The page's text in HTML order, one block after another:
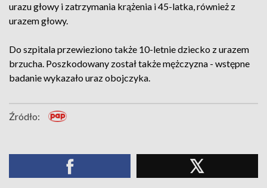
urazu głowy i zatrzymania krążenia i 45-latka, również z
urazem głowy.
Do szpitala przewieziono także 10-letnie dziecko z urazem
brzucha. Poszkodowany został także mężczyzna - wstępne
badanie wykazało uraz obojczyka.
Źródło: